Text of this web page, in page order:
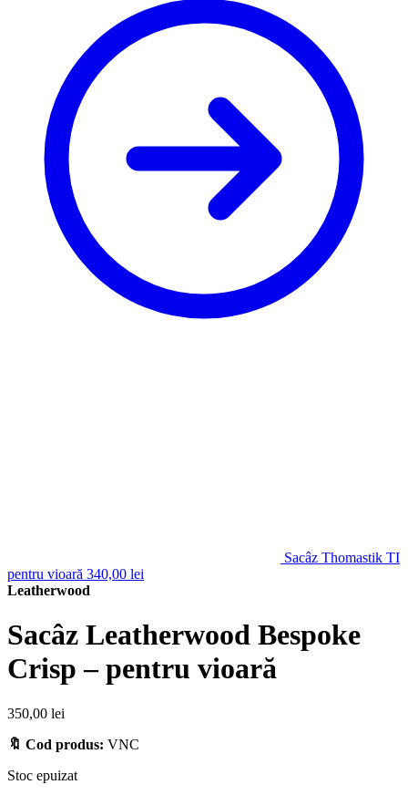
Sacâz Thomastik TI
pentru vioară 340,00 lei
Leatherwood
Sacâz Leatherwood Bespoke
Crisp – pentru vioară
350,00 lei
🔖 Cod produs: VNC
Stoc epuizat